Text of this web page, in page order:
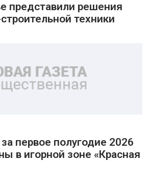
представили решения
техники
первое полугодие 2026
в игорной зоне «Красная